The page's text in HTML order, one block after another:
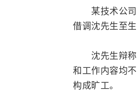
某技术公司
借调沈先生至
沈先生辩称
和工作内容均
构成旷工。